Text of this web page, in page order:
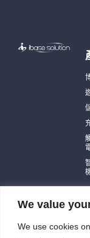
We value
We use cookies
廣錠股份有限